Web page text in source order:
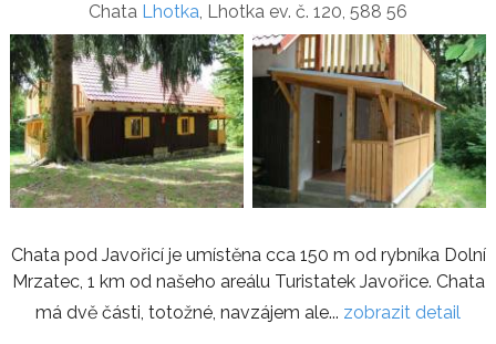
Chata Lhotka, Lhotka ev. č. 120, 588 56
Chata pod Javořicí je umístěna cca 150 m od rybníka Dolní
Mrzatec, 1 km od našeho areálu Turistatek Javořice. Chata
má dvě části, totožné, navzájem ale... zobrazit detail